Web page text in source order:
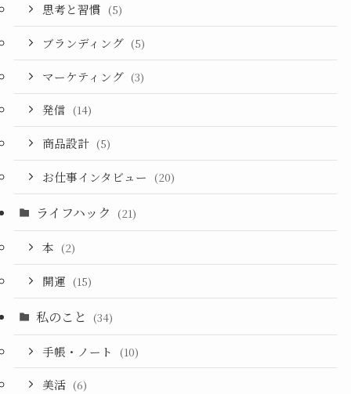
思考と習慣 (5)
ブランディング (5)
マーケティング (3)
発信 (14)
商品設計 (5)
お仕事インタビュー (20)
ライフハック (21)
本 (2)
開運 (15)
私のこと (34)
手帳・ノート (10)
美活 (6)